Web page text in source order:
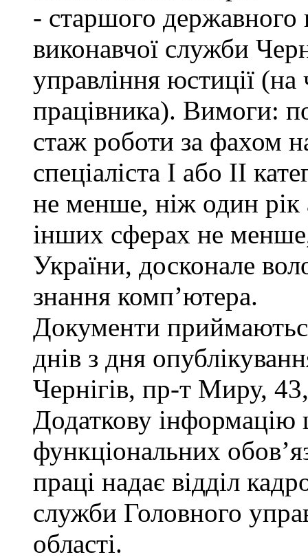
- старшого державного
виконавчої служби
управління юстиції (на
працівника). Вимоги:
стаж роботи за фахом
спеціаліста І або ІІ
не менше, ніж один
інших сферах не
України, досконале
знання комп’ютера.
Документи
днів з дня
Чернігів, пр-т Миру,
Додаткову
функціональних
праці надає відділ
служби Головного
області.